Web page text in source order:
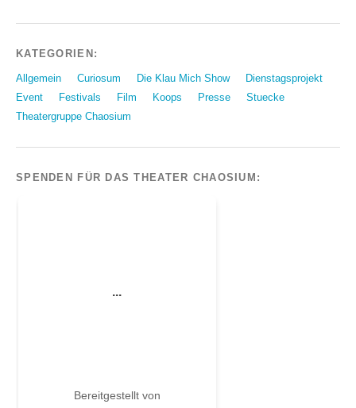
KATEGORIEN:
Allgemein Curiosum Die Klau Mich Show
Dienstagsprojekt
Event
Festivals Film Koops Presse
Stuecke
Theatergruppe Chaosium
SPENDEN FÜR DAS THEATER CHAOSIUM: